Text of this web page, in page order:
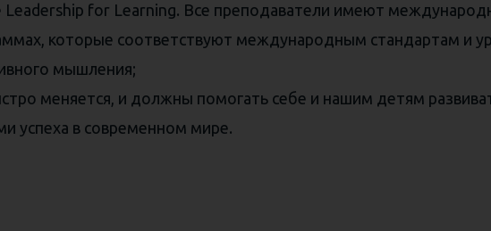
Leadership for Learning. Все преподаватели имеют
которые соответствуют международным стандартам и
мышления;
меняется, и должны помогать себе и нашим детям
успеха в современном мире.